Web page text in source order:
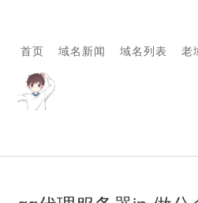
首页 域名新闻 域名列表 老